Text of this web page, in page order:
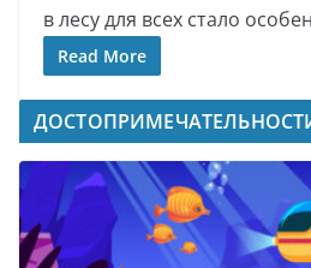
в лесу для всех стало
Read More